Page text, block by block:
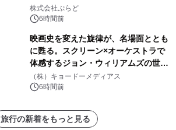
きで Villa Mon Temps AWAJIの連泊
素泊りプラン
株式会社ぷらど
6時間前
映画史を変えた旋律が、名場面ととも
に甦る。スクリーン×オーケストラで
体感するジョン・ウィリアムズの世
界。ジョン・ウィリアムズ：シネマ・
スペクタキュラー・コンサート 開催決
（株）キョードーメディアス
6時間前
旅行の新着をもっと見る